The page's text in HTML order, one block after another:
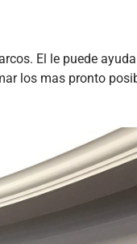
El le puede
los mas pronto